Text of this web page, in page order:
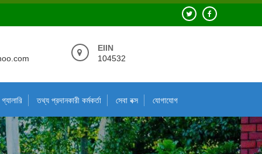
EIIN
104532
গ্যালারি তথ্য প্রদানকারী কর্মকর্তা সেবা বক্স যোগাযোগ